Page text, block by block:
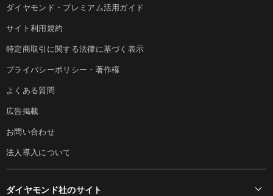
ダイヤモンド・プレミアム活用ガイド
サイト利用規約
特定商取引に関する法律に基づく表示
プライバシーポリシー・著作権
よくある質問
広告掲載
お問い合わせ
法人導入について
ダイヤモンド社のサイト